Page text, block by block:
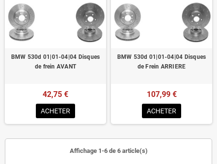
BMW 530d 01|01-04|04 Disques
de frein AVANT
42,75 €
ACHETER
BMW 530d 01|01-04|04 Disques
de Frein ARRIERE
107,99 €
ACHETER
Affichage 1-6 de 6 article(s)